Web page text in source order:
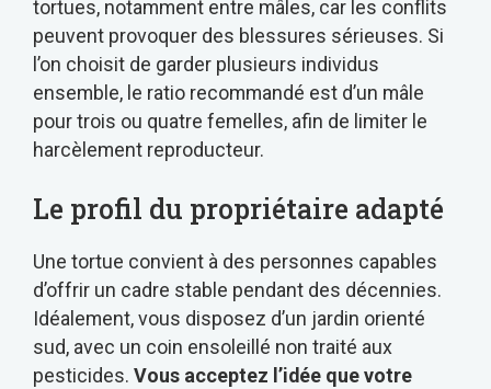
tortues, notamment entre mâles, car les conflits
peuvent provoquer des blessures sérieuses. Si
l’on choisit de garder plusieurs individus
ensemble, le ratio recommandé est d’un mâle
pour trois ou quatre femelles, afin de limiter le
harcèlement reproducteur.
Le profil du propriétaire adapté
Une tortue convient à des personnes capables
d’offrir un cadre stable pendant des décennies.
Idéalement, vous disposez d’un jardin orienté
sud, avec un coin ensoleillé non traité aux
pesticides. Vous acceptez l’idée que votre